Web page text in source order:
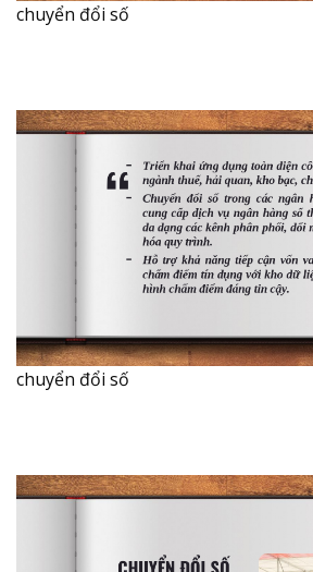
chuyển đổi số
chuyển đổi số